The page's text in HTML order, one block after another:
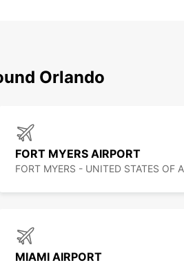
Orlando
FORT MYERS AIRPORT
MIAMI AIRPORT